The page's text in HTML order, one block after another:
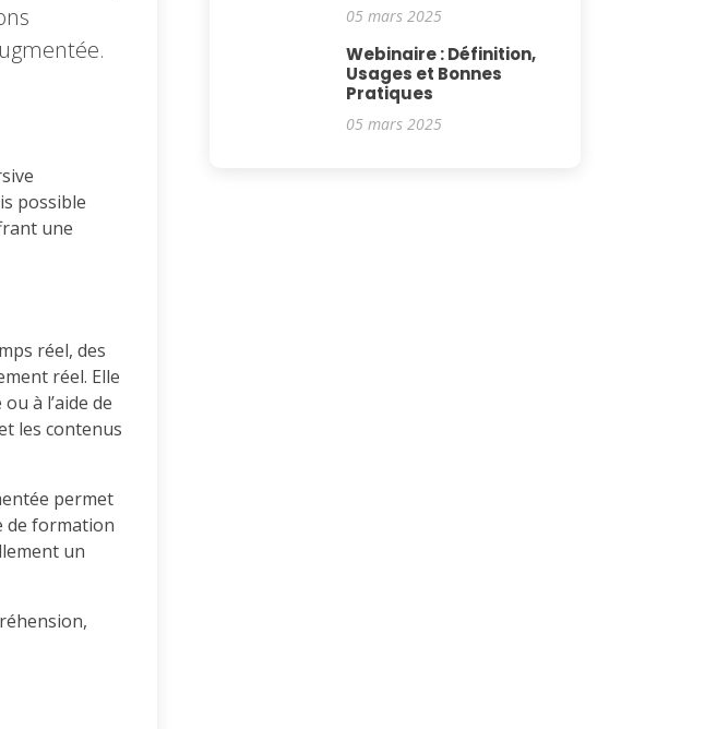
possible
une
réel, des
réel. Elle
à l’aide de
les contenus
permet
de formation
un
05 mars 2025
Webinaire : Définition,
Usages et Bonnes
Pratiques
05 mars 2025